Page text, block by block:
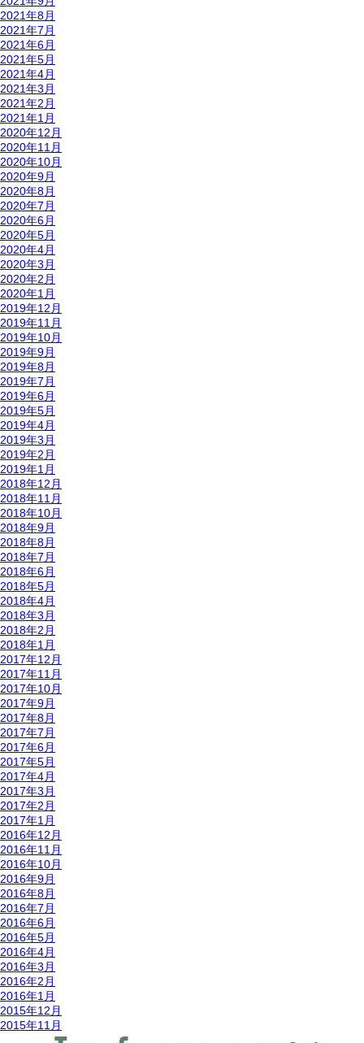
2021年8月
2021年7月
2021年6月
2021年5月
2021年4月
2021年3月
2021年2月
2021年1月
2020年12月
2020年11月
2020年10月
2020年9月
2020年8月
2020年7月
2020年6月
2020年5月
2020年4月
2020年3月
2020年2月
2020年1月
2019年12月
2019年11月
2019年10月
2019年9月
2019年8月
2019年7月
2019年6月
2019年5月
2019年4月
2019年3月
2019年2月
2019年1月
2018年12月
2018年11月
2018年10月
2018年9月
2018年8月
2018年7月
2018年6月
2018年5月
2018年4月
2018年3月
2018年2月
2018年1月
2017年12月
2017年11月
2017年10月
2017年9月
2017年8月
2017年7月
2017年6月
2017年5月
2017年4月
2017年3月
2017年2月
2017年1月
2016年12月
2016年11月
2016年10月
2016年9月
2016年8月
2016年7月
2016年6月
2016年5月
2016年4月
2016年3月
2016年2月
2016年1月
2015年12月
2015年11月